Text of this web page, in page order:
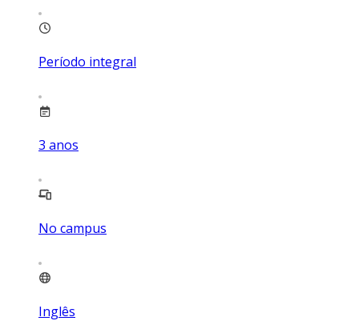
Período integral
3 anos
No campus
Inglês